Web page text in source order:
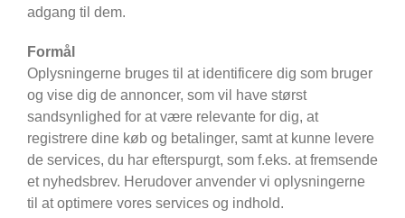
adgang til dem.
Formål
Oplysningerne bruges til at identificere dig som bruger
og vise dig de annoncer, som vil have størst
sandsynlighed for at være relevante for dig, at
registrere dine køb og betalinger, samt at kunne levere
de services, du har efterspurgt, som f.eks. at fremsende
et nyhedsbrev. Herudover anvender vi oplysningerne
til at optimere vores services og indhold.